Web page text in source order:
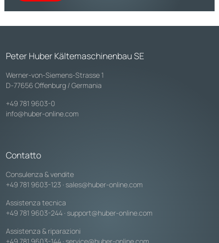
Peter Huber Kältemaschinenbau SE
Werner-von-Siemens-Strasse 1
D-77656 Offenburg / Germania
+49 781 9603-0
info@huber-online.com
Contatto
Consulenza & vendite
+49 781 9603-123 · sales@huber-online.com
Assistenza tecnica
+49 781 9603-244 · support@huber-online.com
Assistenza & riparazioni